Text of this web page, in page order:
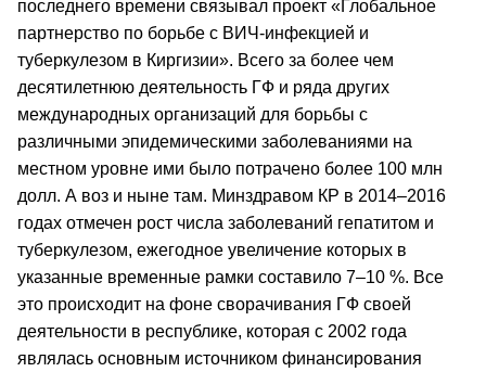
последнего времени связывал проект «Глобальное
партнерство по борьбе с ВИЧ-инфекцией и
туберкулезом в Киргизии». Всего за более чем
десятилетнюю деятельность ГФ и ряда других
международных организаций для борьбы с
различными эпидемическими заболеваниями на
местном уровне ими было потрачено более 100 млн
долл. А воз и ныне там. Минздравом КР в 2014–2016
годах отмечен рост числа заболеваний гепатитом и
туберкулезом, ежегодное увеличение которых в
указанные временные рамки составило 7–10 %. Все
это происходит на фоне сворачивания ГФ своей
деятельности в республике, которая с 2002 года
являлась основным источником финансирования